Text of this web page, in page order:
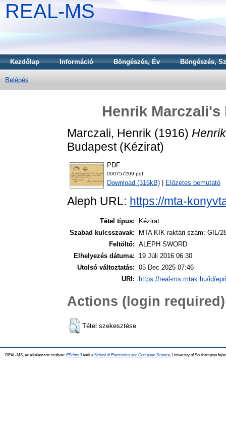
REAL-MS
Kezdőlap Információ Böngészés, Év Böngészés,
Belépés
Henrik
Marczali, Henrik (1916)
Budapest (Kézirat)
PDF
000757209.pdf
Download (316kB) Előzetes bemutató
Aleph URL: https://mta-
Tétel típus:
Kézirat
Szabad kulcsszavak:
MTA KIK raktári szám: GIL/
Feltöltő: ALEPH SWORD
Elhelyezés dátuma:
19 Júli 2016 06:30
Utolsó változtatás: 05 Dec 2025 07:46
URI:
https://real-ms.mtak.hu/id/
Actions (login required)
Tétel szekesztése
REAL-MS, az alkalamzott szoftver: EPrints 3amit a School of Electronics and Computer Science , University of Southampton